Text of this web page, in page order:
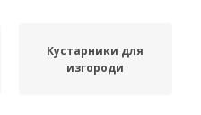
Кустарники для
изгороди